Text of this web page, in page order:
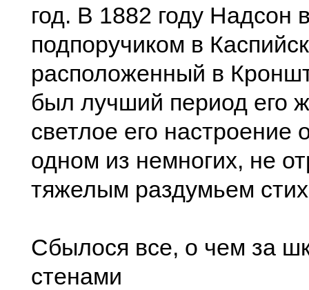
год. В 1882 году Надсон
подпоручиком в
расположенный в
был лучший период его
светлое его настроение
одном из немногих, не
тяжелым раздумьем
Сбылося все, о чем за
стенами